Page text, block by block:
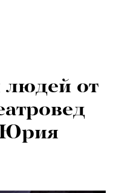
людей от
Юрия